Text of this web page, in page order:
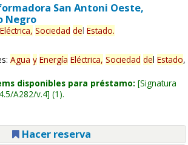
San Antoni Oeste,
Negro
Eléctrica, Sociedad del Estado.
Agua y Energía Eléctrica, Sociedad del Estado,
disponibles para préstamo: Signatura
A282/v.4 (1).
Hacer reserva